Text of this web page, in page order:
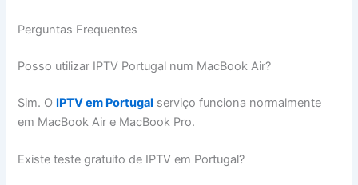
Perguntas Frequentes
Posso utilizar IPTV Portugal num MacBook Air?
Sim. O IPTV em Portugal serviço funciona normalmente
em MacBook Air e MacBook Pro.
Existe teste gratuito de IPTV em Portugal?